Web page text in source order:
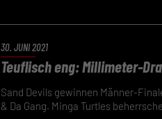
30. JUNI 2021
Teuflisch eng: Millimeter-
Sand Devils gewinnen Männer-
& Da Gang. Minga Turtles